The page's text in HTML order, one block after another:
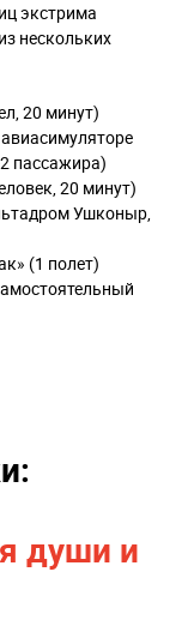
экстрима
нескольких
20 минут)
пассажира)
20 минут)
Ушконыр,
(1 полет)
души и